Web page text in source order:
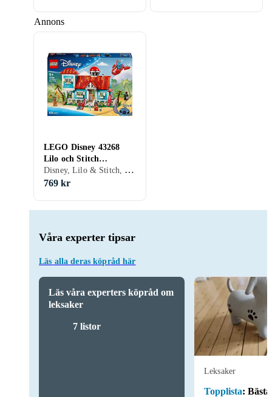
Annons
Våra experter tipsar
Läs alla deras köpråd här
Läs våra experters köpråd om
leksaker
7 listor
Leksaker
Topplista:
LEGO Disney 43268
Lilo och Stitch
Strandhus
Disney, Lilo & Stitch, 9 - 99 år, Byggnad, Monster, Filmkaraktärer, Påsk, 834 st
769 kr